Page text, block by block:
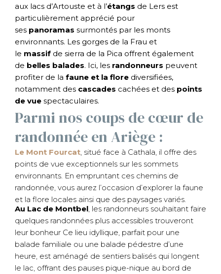
aux lacs d’Artouste et à l’étangs de Lers est
particulièrement apprécié pour
ses panoramas surmontés par les monts
environnants. Les gorges de la Frau et
le massif de sierra de la Pica offrent également
de belles balades. Ici, les randonneurs peuvent
profiter de la faune et la flore diversifiées,
notamment des cascades cachées et des points
de vue spectaculaires.
Parmi nos coups de cœur de
randonnée en Ariège :
Le Mont Fourcat , situé face à Cathala, il offre des
points de vue exceptionnels sur les sommets
environnants. En empruntant ces chemins de
randonnée, vous aurez l’occasion d’explorer la faune
et la flore locales ainsi que des paysages variés.
Au Lac de Montbel , les randonneurs souhaitant faire
quelques randonnées plus accessibles trouveront
leur bonheur Ce lieu idyllique, parfait pour une
balade familiale ou une balade pédestre d’une
heure, est aménagé de sentiers balisés qui longent
le lac, offrant des pauses pique-nique au bord de